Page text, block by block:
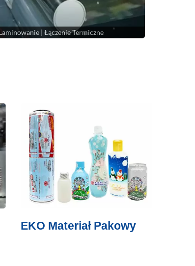
| Łączenie Termiczne
EKO Materiał Pakowy